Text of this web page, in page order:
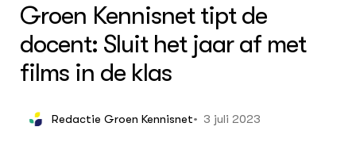
Beroepspraktijk
Onze partners
Groen Kennisnet tipt de
docent: Sluit het jaar af met
films in de klas
Redactie Groen Kennisnet 3 juli 2023